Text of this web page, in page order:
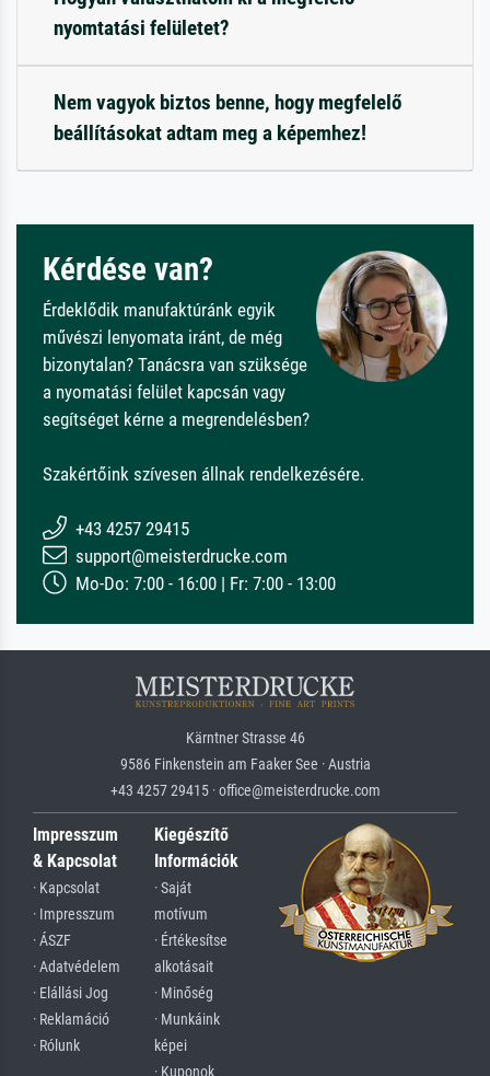
nyomtatási felületet?
Nem vagyok biztos benne, hogy megfelelő
beállításokat adtam meg a képemhez!
Kérdése van?
Érdeklődik manufaktúránk egyik
művészi lenyomata iránt, de még
bizonytalan? Tanácsra van szüksége
a nyomatási felület kapcsán vagy
segítséget kérne a megrendelésben?
Szakértőink szívesen állnak rendelkezésére.
+43 4257 29415
support@meisterdrucke.com
Mo-Do: 7:00 - 16:00 | Fr: 7:00 - 13:00
Kärntner Strasse 46
9586 Finkenstein am Faaker See · Austria
+43 4257 29415 · office@meisterdrucke.com
Impresszum
& Kapcsolat
· Kapcsolat
· Impresszum
· ÁSZF
· Adatvédelem
· Elállási Jog
· Reklamáció
· Rólunk
Kiegészítő
Információk
· Saját
motívum
· Értékesítse
alkotásait
· Minőség
· Munkáink
képei
· Kuponok